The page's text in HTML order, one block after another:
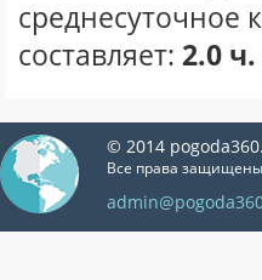
среднесуточное
составляет: 2.0 ч.
© 2014
Все права защищены